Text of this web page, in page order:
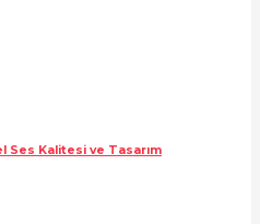
Ses Kalitesi ve Tasarım